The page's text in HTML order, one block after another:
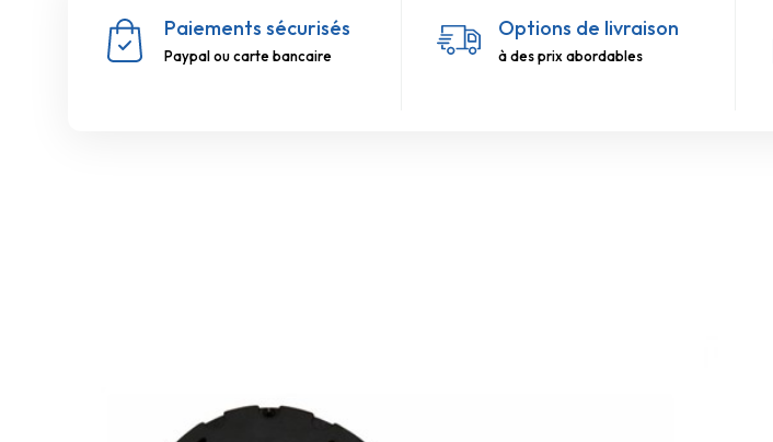
Paiements sécurisés
Paypal ou carte bancaire
Options de livraison
à des prix abordables